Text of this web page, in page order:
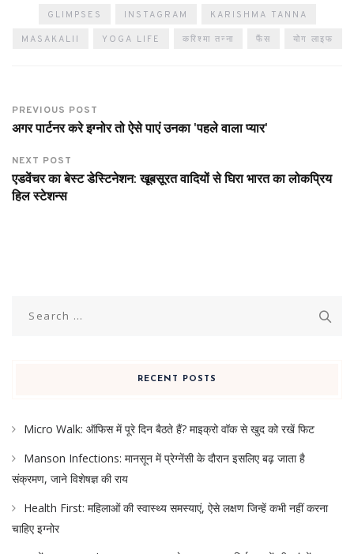
GLIMPSES INSTAGRAM KARISHMA TANNA
MASAKALII YOGA LIFE करिश्मा तन्ना फैंस योग लाइफ
PREVIOUS POST
अगर पार्टनर करे इग्नोर तो ऐसे पाएं उनका 'पहले वाला प्यार'
NEXT POST
एडवेंचर का बेस्ट डेस्टिनेशन: खूबसूरत वादियों से घिरा भारत का लोकप्रिय
हिल स्टेशन्स
RECENT POSTS
Micro Walk: ऑफिस में पूरे दिन बैठते हैं? माइक्रो वॉक से खुद को रखें फिट
Manson Infections: मानसून में प्रेग्नेंसी के दौरान इसलिए बढ़ जाता है
संक्रमण, जाने विशेषज्ञ की राय
Health First: महिलाओं की स्वास्थ्य समस्याएं, ऐसे लक्षण जिन्हें कभी नहीं करना
चाहिए इग्नोर